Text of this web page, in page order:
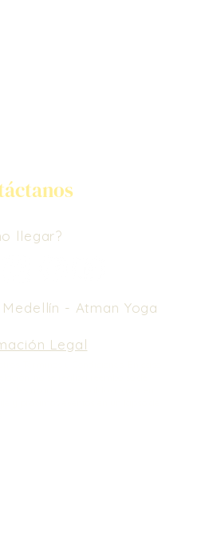
llegar?
Medellín - Atman Yoga
Legal